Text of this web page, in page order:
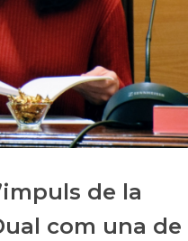
Història
Galeria de Presidents
Biblioteca Arxiu
Seu Social
de la
com una de